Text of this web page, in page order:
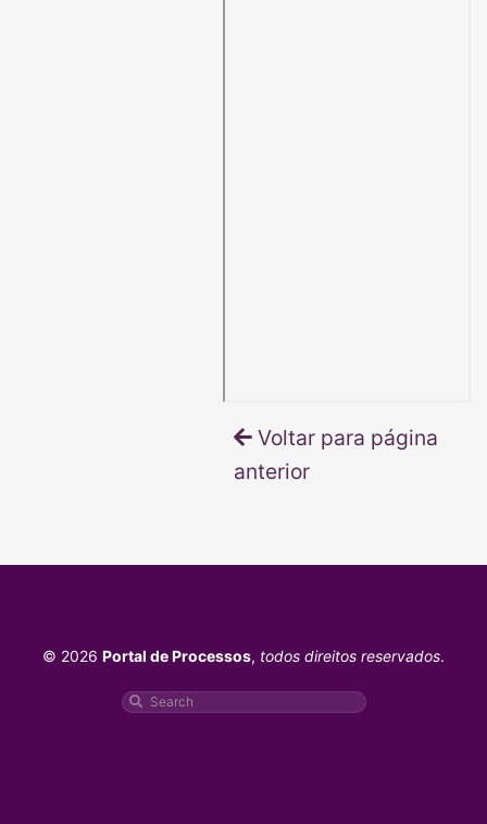
Voltar para página
anterior
© 2026 Portal de Processos, todos direitos reservados.
Pesquisar